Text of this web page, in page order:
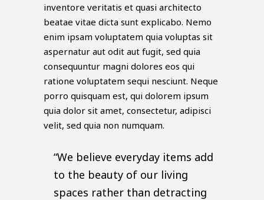
inventore veritatis et quasi architecto
beatae vitae dicta sunt explicabo. Nemo
enim ipsam voluptatem quia voluptas sit
aspernatur aut odit aut fugit, sed quia
consequuntur magni dolores eos qui
ratione voluptatem sequi nesciunt. Neque
porro quisquam est, qui dolorem ipsum
quia dolor sit amet, consectetur, adipisci
velit, sed quia non numquam.
“We believe everyday items add
to the beauty of our living
spaces rather than detracting